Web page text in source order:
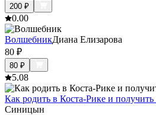
200 ₽
0.00
ВолшебникДиана Елизарова
80 ₽
80 ₽
5.08
Как родить в Коста-Рике и получить
Синицын